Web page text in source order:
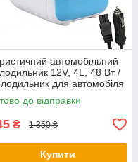
автомобільний
12V, 4L, 48 Вт /
для автомобіля
до відправки
₴ 1 350 ₴
Купити